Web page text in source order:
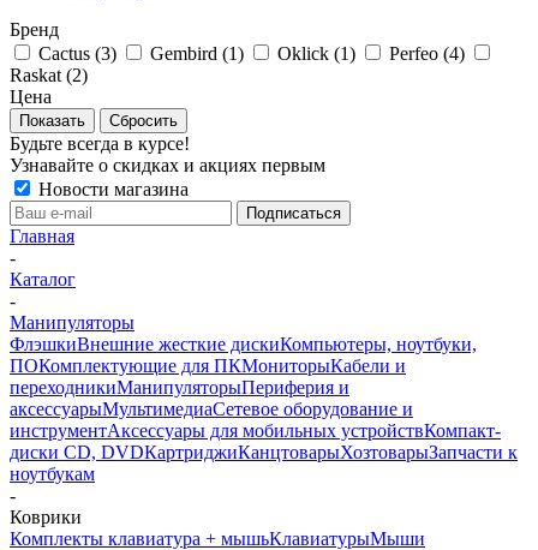
Бренд
Cactus (3) Gembird (1) Oklick (1) Perfeo (4)
Raskat (2)
Цена
Сбросить
Будьте всегда в курсе!
Узнавайте о скидках и акциях первым
Новости магазина
Главная
-
Каталог
-
Манипуляторы
ФлэшкиВнешние жесткие дискиКомпьютеры, ноутбуки,
ПОКомплектующие для ПКМониторыКабели и
переходникиМанипуляторыПериферия и
аксессуарыМультимедиаСетевое оборудование и
инструментАксессуары для мобильных устройствКомпакт-
диски CD, DVDКартриджиКанцтоварыХозтоварыЗапчасти к
ноутбукам
-
Коврики
Комплекты клавиатура + мышьКлавиатурыМыши